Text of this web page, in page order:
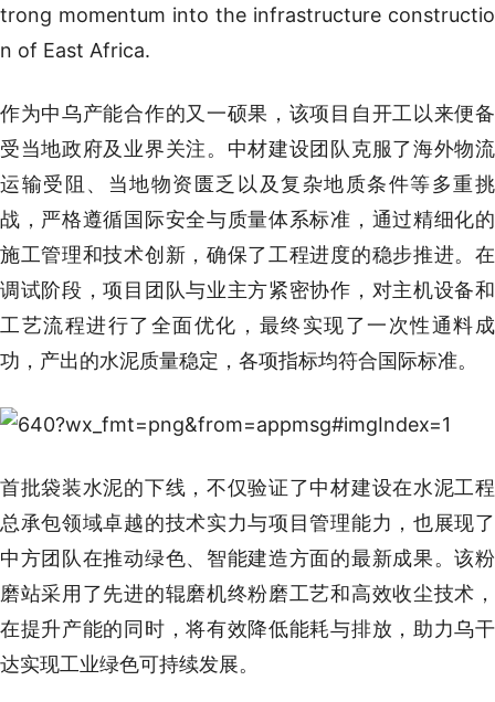
trong momentum into the infrastructure constructio
n of East Africa.
作为中乌产能合作的又一硕果，该项目自开工以来便备
受当地政府及业界关注。中材建设团队克服了海外物流
运输受阻、当地物资匮乏以及复杂地质条件等多重挑
战，严格遵循国际安全与质量体系标准，通过精细化的
施工管理和技术创新，确保了工程进度的稳步推进。在
调试阶段，项目团队与业主方紧密协作，对主机设备和
工艺流程进行了全面优化，最终实现了一次性通料成
功，产出的水泥质量稳定，各项指标均符合国际标准。
首批袋装水泥的下线，不仅验证了中材建设在水泥工程
总承包领域卓越的技术实力与项目管理能力，也展现了
中方团队在推动绿色、智能建造方面的最新成果。该粉
磨站采用了先进的辊磨机终粉磨工艺和高效收尘技术，
在提升产能的同时，将有效降低能耗与排放，助力乌干
达实现工业绿色可持续发展。